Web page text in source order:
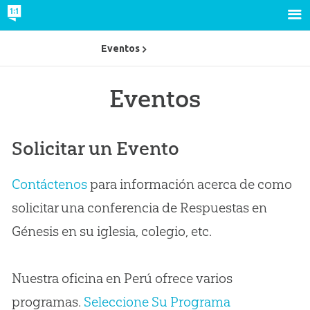
Eventos
Solicitar un Evento
Contáctenospara información acerca de como
solicitar una conferencia de Respuestas en
Génesis en su iglesia, colegio, etc.
Nuestra oficina en Perú ofrece varios
programas. Seleccione Su Programa
Eventos